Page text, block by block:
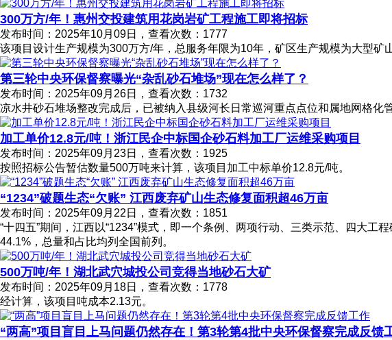
300万方/年！惠州交投建筑用花岗岩矿工程施工即将招标
发布时间：2025年10月09日，查看次数：1777
该项目设计生产规模为300万方/年，总服务年限为10年，矿区生产规模为大型矿
第三轮中央环保督察曝光“杂乱砂石堆场”现在怎么样了？
发布时间：2025年09月26日，查看次数：1732
凉水井砂石堆场整改完成后，已被纳入县级河长日常巡河重点点位和属地网格化
加工单价12.8元/吨！浙江民企中标国企砂石料加工厂运维采购项目
发布时间：2025年09月23日，查看次数：1925
按照招标公告暂估数量500万吨来计算，该项目加工中标单价12.8元/吨。
“1234”破题生态“欠账” 江西废弃矿山生态修复面积超46万亩
发布时间：2025年09月22日，查看次数：1851
“十四五”期间，江西以“1234”模式，即一个条例、两项行动、三类示范、四大
44.1%，总量和占比均列全国前列。
500万吨/年！湖北武穴城投公司竞得当地砂石大矿
发布时间：2025年09月18日，查看次数：1778
经计算，该项目吨成本2.13元。
“两高”项目盲目上马问题仍然存在！第3轮第4批中央环保督察完成反馈